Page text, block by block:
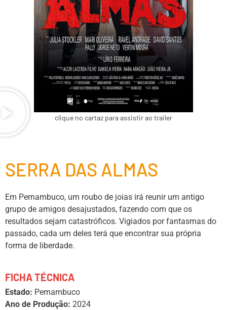
clique no cartaz para assistir ao trailer
SERRA DAS ALMAS
Em Pernambuco, um roubo de joias irá reunir um antigo
grupo de amigos desajustados, fazendo com que os
resultados sejam catastróficos. Vigiados por fantasmas do
passado, cada um deles terá que encontrar sua própria
forma de liberdade.
FICHA TÉCNICA
Estado: Pernambuco
Ano de Produção: 2024